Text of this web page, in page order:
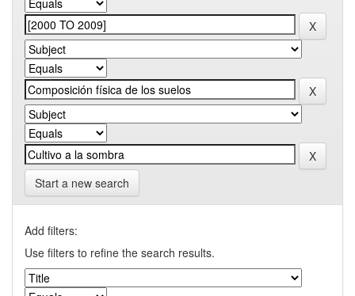
Start a new search
Add filters:
Use filters to refine the search results.